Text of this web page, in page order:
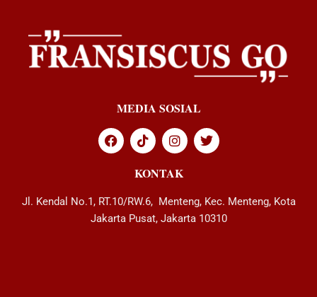
MEDIA SOSIAL
KONTAK
Jl. Kendal No.1, RT.10/RW.6, Menteng, Kec. Menteng, Kota
Jakarta Pusat, Jakarta 10310